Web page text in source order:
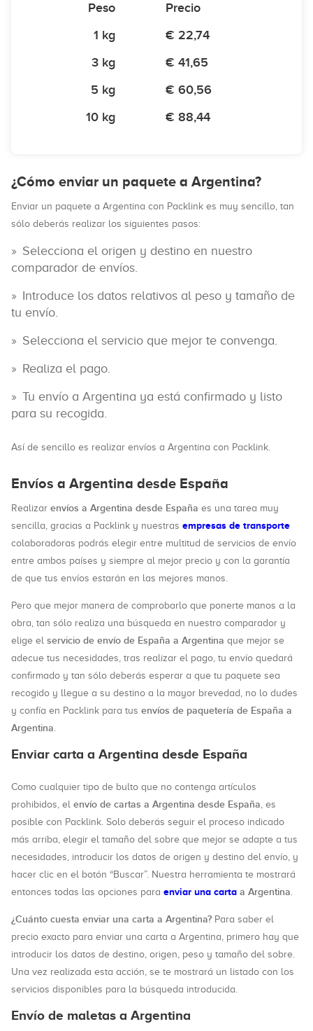
Peso
Precio
1 kg
€ 22,74
3 kg
€ 41,65
5 kg
€ 60,56
10 kg
€ 88,44
¿Cómo enviar un paquete a Argentina?
Enviar un paquete a Argentina con Packlink es muy sencillo, tan
sólo deberás realizar los siguientes pasos:
Selecciona el origen y destino en nuestro
comparador de envíos.
Introduce los datos relativos al peso y tamaño de
tu envío.
Selecciona el servicio que mejor te convenga.
Realiza el pago.
Tu envío a Argentina ya está confirmado y listo
para su recogida.
Así de sencillo es realizar envíos a Argentina con Packlink.
Envíos a Argentina desde España
Realizar envíos a Argentina desde España es una tarea muy
sencilla, gracias a Packlink y nuestras empresas de transporte
colaboradoras podrás elegir entre multitud de servicios de envío
entre ambos países y siempre al mejor precio y con la garantía
de que tus envíos estarán en las mejores manos.
Pero que mejor manera de comprobarlo que ponerte manos a la
obra, tan sólo realiza una búsqueda en nuestro comparador y
elige el servicio de envío de España a Argentina que mejor se
adecue tus necesidades, tras realizar el pago, tu envío quedará
confirmado y tan sólo deberás esperar a que tu paquete sea
recogido y llegue a su destino a la mayor brevedad, no lo dudes
y confía en Packlink para tus envíos de paquetería de España a
Argentina.
Enviar carta a Argentina desde España
Como cualquier tipo de bulto que no contenga artículos
prohibidos, el envío de cartas a Argentina desde España, es
posible con Packlink. Solo deberás seguir el proceso indicado
más arriba, elegir el tamaño del sobre que mejor se adapte a tus
necesidades, introducir los datos de origen y destino del envío, y
hacer clic en el botón “Buscar”. Nuestra herramienta te mostrará
entonces todas las opciones para enviar una carta a Argentina.
¿Cuánto cuesta enviar una carta a Argentina? Para saber el
precio exacto para enviar una carta a Argentina, primero hay que
introducir los datos de destino, origen, peso y tamaño del sobre.
Una vez realizada esta acción, se te mostrará un listado con los
servicios disponibles para la búsqueda introducida.
Envío de maletas a Argentina